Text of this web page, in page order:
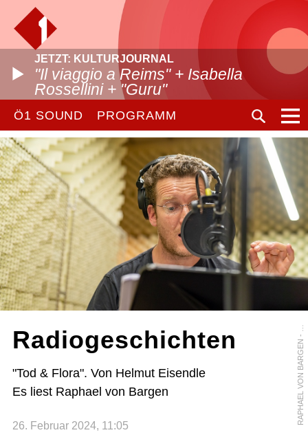
JETZT: KULTURJOURNAL
"Il viaggio a Reims" + Isabella
Rossellini + "Guru"
Ö1 SOUND PROGRAMM
R
A
P
H
A
E
L
V
O
N
B
A
R
G
E
N
-
O
R
F
/
U
R
S
U
L
A
H
U
M
M
E
L
-
B
E
R
G
E
R
Radiogeschichten
"Tod & Flora". Von Helmut Eisendle
Es liest Raphael von Bargen
26. Februar 2024, 11:05